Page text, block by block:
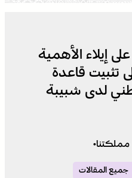
إيلاء الأهمية
تثبيت قاعدة
لدى شبيبة
مملكتنا•
جميع المقالات